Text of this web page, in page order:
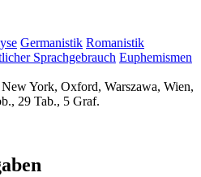
Germanistik Romanistik
Sprachgebrauch Euphemismen
York, Oxford, Warszawa, Wien,
29 Tab., 5 Graf.